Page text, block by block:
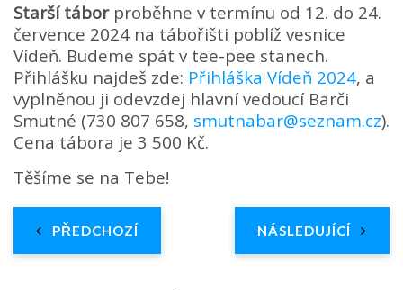
Starší táborproběhne v termínu od 12. do 24.
července 2024 na tábořišti poblíž vesnice
Vídeň. Budeme spát v tee-pee stanech.
Přihlášku najdeš zde: Přihláška Vídeň 2024, a
vyplněnou ji odevzdej hlavní vedoucí Barči
Smutné (730 807 658, smutnabar@seznam.cz).
Cena tábora je 3 500 Kč.
Těšíme se na Tebe!
PŘEDCHOZÍ NÁSLEDUJÍCÍ